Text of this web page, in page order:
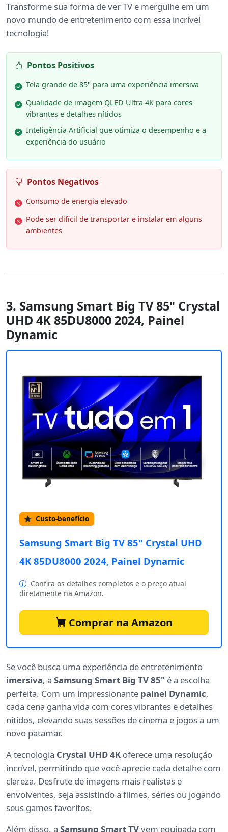
Transforme sua forma de ver TV e mergulhe em um
novo mundo de entretenimento com essa incrível
tecnologia!
Pontos Positivos
Tela grande de 85" para uma experiência imersiva
Qualidade de imagem QLED Ultra 4K para cores
vibrantes e detalhes nítidos
Inteligência Artificial que otimiza o desempenho e a
experiência do usuário
Pontos Negativos
Consumo de energia elevado
Pode ser difícil de transportar e instalar em alguns
ambientes
3. Samsung Smart Big TV 85" Crystal
UHD 4K 85DU8000 2024, Painel
Dynamic
Custo-benefício
Samsung Smart Big TV 85" Crystal UHD
4K 85DU8000 2024, Painel Dynamic
Confira os detalhes completos e o preço atual
diretamente na Amazon.
Comprar na Amazon
Se você busca uma experiência de entretenimento
imersiva, a Samsung Smart Big TV 85" é a escolha
perfeita. Com um impressionante painel Dynamic,
cada cena ganha vida com cores vibrantes e detalhes
nítidos, elevando suas sessões de cinema e jogos a um
novo patamar.
A tecnologia Crystal UHD 4K oferece uma resolução
incrível, permitindo que você aprecie cada detalhe com
clareza. Desfrute de imagens mais realistas e
envolventes, seja assistindo a filmes, séries ou jogando
seus games favoritos.
Além disso, a Samsung Smart TVvem equipada com